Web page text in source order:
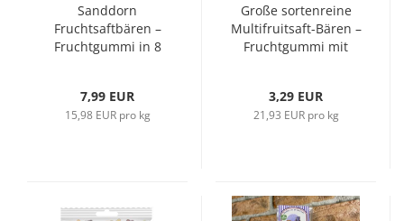
Sanddorn
Fruchtsaftbären –
Fruchtgummi in 8
7,99 EUR
15,98 EUR pro kg
Große sortenreine
Multifruitsaft-Bären –
Fruchtgummi mit
3,29 EUR
21,93 EUR pro kg